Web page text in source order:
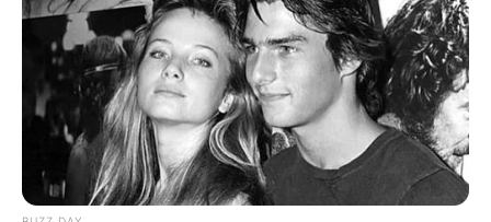
weshalb diese hier bzw. auf den nachfolgenden Seiten
ebenfalls aufgelistet sind, ebenso wie Burgruinen,
Festungen, Wehrkirchen, Städte mit Burgen oder
Schlössern und rekonstruierte Befestigungen aus antiken
Zeiten.
Sehenswerte Schlösser, Burgen und Klöster in und
um Dreifelden (Westerwälder Seenplatte):